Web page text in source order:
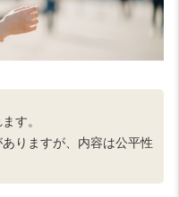
す。
りますが、内容は公平性